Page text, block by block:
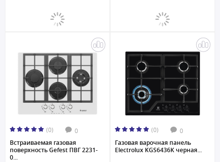
(0) 0
Встраиваемая газовая
поверхность Gefest ПВГ 2231-
0...
(0) 0
Газовая варочная панель
Electrolux KGS6436K черная...